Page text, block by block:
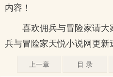
内容！
喜欢佣兵与冒险家请
兵与冒险家天悦小说网更新
上一章 目 录